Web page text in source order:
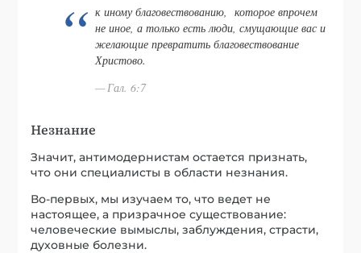
к иному благовествованию, которое впрочем
не иное, а только есть люди, смущающие вас и
желающие превратить благовествование
Христово.
Гал. 6:7
Незнание
Значит, антимодернистам остается признать,
что они специалисты в области незнания.
Во-первых, мы изучаем то, что ведет не
настоящее, а призрачное существование:
человеческие вымыслы, заблуждения, страсти,
духовные болезни.